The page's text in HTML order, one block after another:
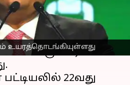
உயரத்தொடங்கியுள்ளது
ஹிண்டன்பர்க்கின்
பெரும் சரிவை
22வது